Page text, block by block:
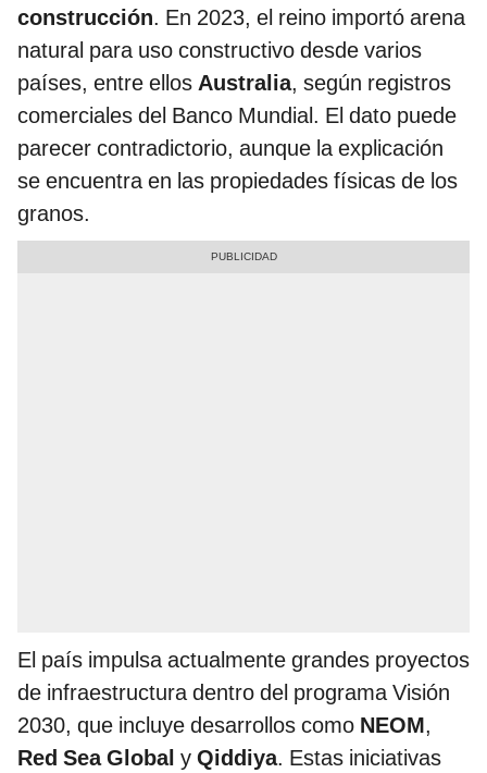
construcción. En 2023, el reino importó arena
natural para uso constructivo desde varios
países, entre ellos Australia, según registros
comerciales del Banco Mundial. El dato puede
parecer contradictorio, aunque la explicación
se encuentra en las propiedades físicas de los
granos.
El país impulsa actualmente grandes proyectos
de infraestructura dentro del programa Visión
2030, que incluye desarrollos como NEOM,
Red Sea Global y Qiddiya. Estas iniciativas